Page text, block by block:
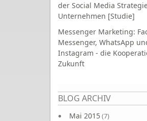
der Social Media
Unternehmen [Studie]
Messenger Marketing:
Messenger, WhatsApp
Instagram - die
Zukunft
BLOG ARCHIV
Mai 2015(7)
Seiten